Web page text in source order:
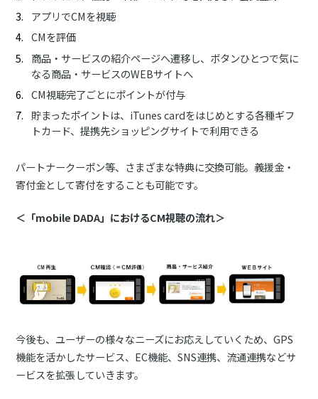
アプリでCMを視聴
CMを評価
商品・サービスの紹介ページへ遷移し、ボタンひとつで気に
なる商品・サービスのWEBサイトへ
CM視聴完了ごとにポイントが付与
貯まったポイントは、iTunes cardをはじめとする各種ギフ
トカード、提携先ショッピングサイトで利用できる
パートナークーポン等、さまざまな特典に交換可能。義援金・
寄付金として寄付をすることも可能です。
＜「mobile DADA」におけるCM視聴の流れ＞
今後も、ユーザーの様々なニーズにお応えしていくため、GPS
機能を活かしたサービス、EC機能、SNS連携、流通連携などサ
ービスを拡張していきます。